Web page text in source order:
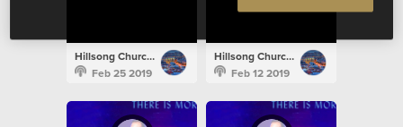
Hillsong Church Portugal
Feb 25 2019
Hillsong Church Portugal
Feb 12 2019